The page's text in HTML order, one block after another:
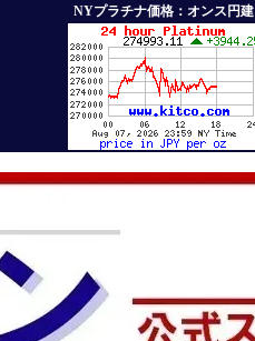
NYプラチナ価格：オンス円建